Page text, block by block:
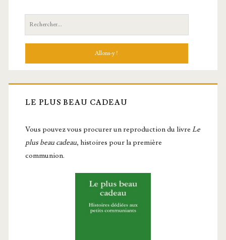
Recherche:
LE PLUS BEAU CADEAU
Vous pou­vez vous pro­cu­rer un repro­duc­tion du livre Le
plus beau cadeau, histoires pour la première
communion.